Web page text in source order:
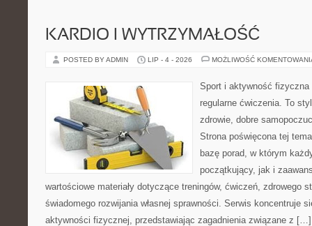
KARDIO I WYTRZYMAŁOŚĆ
POSTED BY ADMIN LIP - 4 - 2026 MOŻLIWOŚĆ
Sport i aktywność
regularne ćwiczenia. To
zdrowie, dobre
Strona poświęcona tej
bazę porad, w którym
początkujący, jak i
wartościowe materiały dotyczące treningów, ćwiczeń, zdrowego
świadomego rozwijania własnej sprawności. Serwis koncentruje
aktywności fizycznej, przedstawiając zagadnienia związane z […]